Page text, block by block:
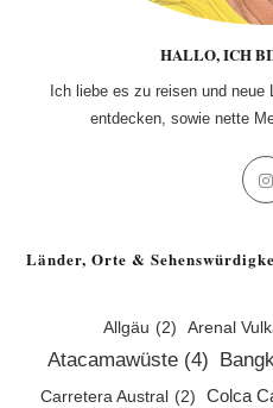
HALLO, ICH
Ich liebe es zu reisen und neue
entdecken, sowie nette
Länder, Orte &
Allgäu (2) Arenal
Atacamawüste (4)
Carretera Austral (2) Colca